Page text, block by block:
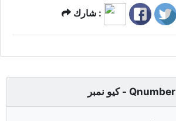
شارك :
كيو نمبر - Qnumber